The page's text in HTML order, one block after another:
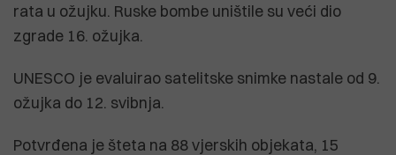
rata u ožujku. Ruske bombe uništile su veći dio
zgrade 16. ožujka.
UNESCO je evaluirao satelitske snimke nastale od 9.
ožujka do 12. svibnja.
Potvrđena je šteta na 88 vjerskih objekata, 15